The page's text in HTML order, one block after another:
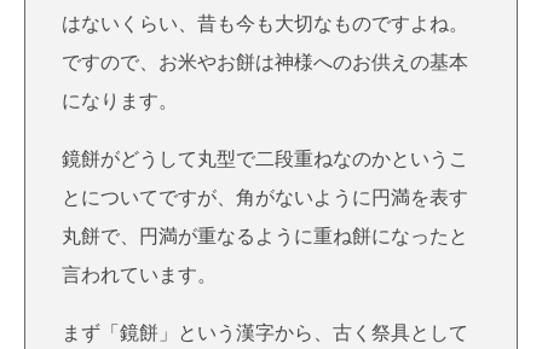
はないくらい、昔も今も大切なものですよね。
ですので、お米やお餅は神様へのお供えの基本
になります。
鏡餅がどうして丸型で二段重ねなのかというこ
とについてですが、角がないように円満を表す
丸餅で、円満が重なるように重ね餅になったと
言われています。
まず「鏡餅」という漢字から、古く祭具として